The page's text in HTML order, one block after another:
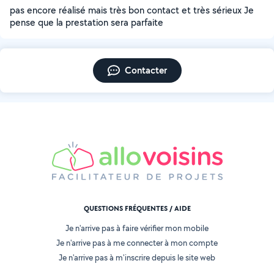
pas encore réalisé mais très bon contact et très sérieux Je
pense que la prestation sera parfaite
Contacter
QUESTIONS FRÉQUENTES / AIDE
Je n'arrive pas à faire vérifier mon mobile
Je n'arrive pas à me connecter à mon compte
Je n'arrive pas à m'inscrire depuis le site web